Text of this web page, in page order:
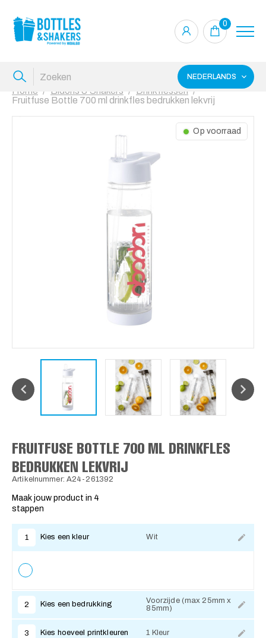
0
NEDERLANDS
Home Bidons & Shakers
Drinkflessen
Fruitfuse Bottle 700 ml drinkfles bedrukken lekvrij
Op voorraad
FRUITFUSE BOTTLE 700 ML DRINKFLES
BEDRUKKEN LEKVRIJ
Artikelnummer: A24-261392
Maak jouw product in 4
stappen
1 Kies een kleur Wit
2 Kies een bedrukking
Voorzijde (max 25mm x
85mm)
3 Kies hoeveel printkleuren 1 Kleur